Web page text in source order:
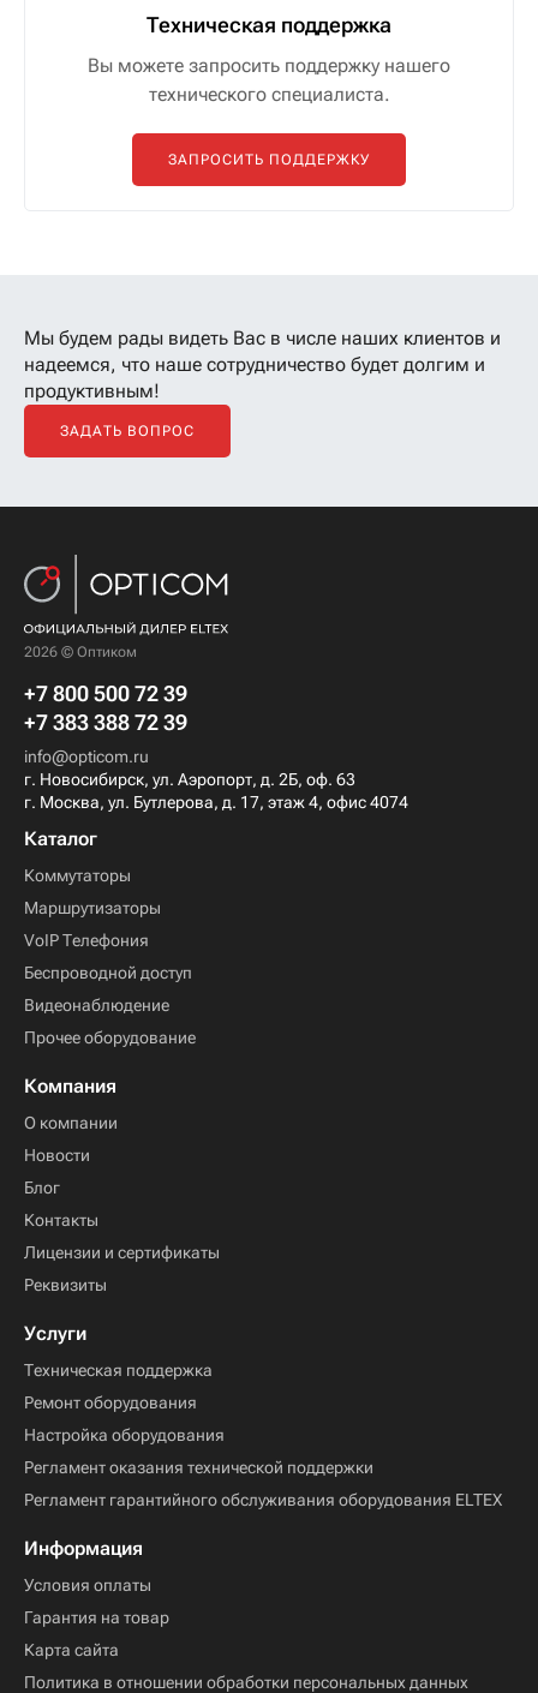
Техническая поддержка
Вы можете запросить поддержку нашего
технического специалиста.
ЗАПРОСИТЬ ПОДДЕРЖКУ
Мы будем рады видеть Вас в числе наших клиентов и
надеемся, что наше сотрудничество будет долгим и
продуктивным!
ЗАДАТЬ ВОПРОС
2026 © Оптиком
+7 800 500 72 39
+7 383 388 72 39
info@opticom.ru
г. Новосибирск, ул. Аэропорт, д. 2Б, оф. 63
г. Москва, ул. Бутлерова, д. 17, этаж 4, офис 4074
Каталог
Коммутаторы
Маршрутизаторы
VoIP Телефония
Беспроводной доступ
Видеонаблюдение
Прочее оборудование
Компания
О компании
Новости
Блог
Контакты
Лицензии и сертификаты
Реквизиты
Услуги
Техническая поддержка
Ремонт оборудования
Настройка оборудования
Регламент оказания технической поддержки
Регламент гарантийного обслуживания оборудования ELTEX
Информация
Условия оплаты
Гарантия на товар
Карта сайта
Политика в отношении обработки персональных данных